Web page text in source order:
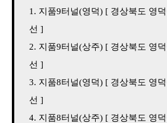
지품9터널(영덕) [ 경상북도 영
선 ]
지품9터널(상주) [ 경상북도 영
선 ]
지품8터널(영덕) [ 경상북도 영
선 ]
지품8터널(상주) [ 경상북도 영